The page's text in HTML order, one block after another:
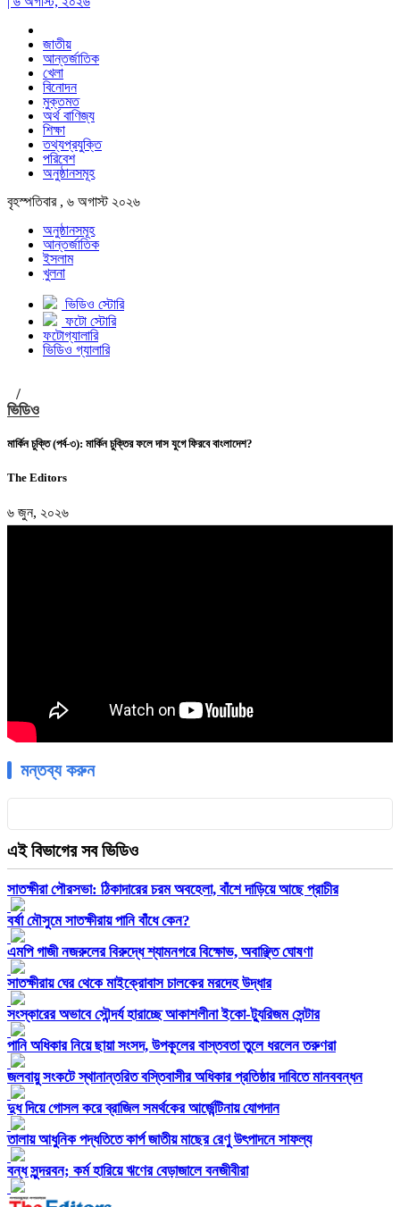
জাতীয়
আন্তর্জাতিক
খেলা
বিনোদন
মুক্তমত
অর্থ বাণিজ্য
শিক্ষা
তথ্যপ্রযুক্তি
পরিবেশ
অনুষ্ঠানসমূহ
বৃহস্পতিবার , ৬ অগাস্ট ২০২৬
অনুষ্ঠানসমূহ
আন্তর্জাতিক
ইসলাম
খুলনা
ভিডিও স্টোরি
ফটো স্টোরি
ফটোগ্যালারি
ভিডিও গ্যালারি
/
ভিডিও
মার্কিন চুক্তি (পর্ব-৩): মার্কিন চুক্তির ফলে দাস যুগে ফিরবে বাংলাদেশ?
The Editors
৬ জুন, ২০২৬
মন্তব্য করুন
এই বিভাগের সব ভিডিও
সাতক্ষীরা পৌরসভা: ঠিকাদারের চরম অবহেলা, বাঁশে দাড়িয়ে আছে প্রাচীর
বর্ষা মৌসুমে সাতক্ষীরায় পানি বাঁধে কেন?
এমপি গাজী নজরুলের বিরুদ্ধে শ্যামনগরে বিক্ষোভ, অবাঞ্ছিত ঘোষণা
সাতক্ষীরায় ঘের থেকে মাইক্রোবাস চালকের মরদেহ উদ্ধার
সংস্কারের অভাবে সৌন্দর্য হারাচ্ছে আকাশলীনা ইকো-ট্যুরিজম সেন্টার
পানি অধিকার নিয়ে ছায়া সংসদ, উপকূলের বাস্তবতা তুলে ধরলেন তরুণরা
জলবায়ু সংকটে স্থানান্তরিত বস্তিবাসীর অধিকার প্রতিষ্ঠার দাবিতে মানববন্ধন
দুধ দিয়ে গোসল করে ব্রাজিল সমর্থকের আর্জেন্টিনায় যোগদান
তালায় আধুনিক পদ্ধতিতে কার্প জাতীয় মাছের রেণু উৎপাদনে সাফল্য
বন্ধ সুন্দরবন; কর্ম হারিয়ে ঋণের বেড়াজালে বনজীবীরা